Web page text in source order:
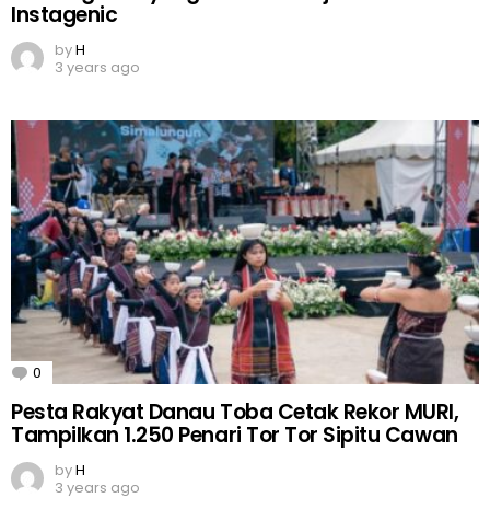
Instagenic
byH
3 years ago
0 Comments
Pesta Rakyat Danau Toba Cetak Rekor MURI,
Tampilkan 1.250 Penari Tor Tor Sipitu Cawan
byH
3 years ago